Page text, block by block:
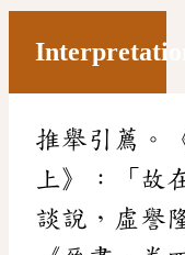
Interpretation
推舉引薦。
上》：「故
談說，虛譽